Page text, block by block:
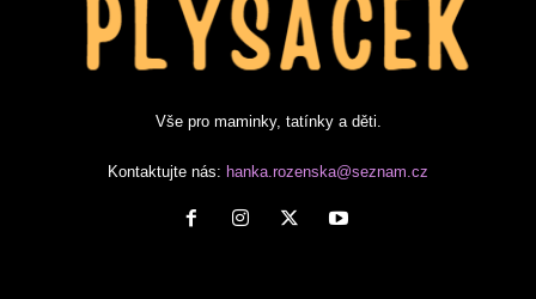
Vše pro maminky, tatínky a děti.
Kontaktujte nás: hanka.rozenska@seznam.cz